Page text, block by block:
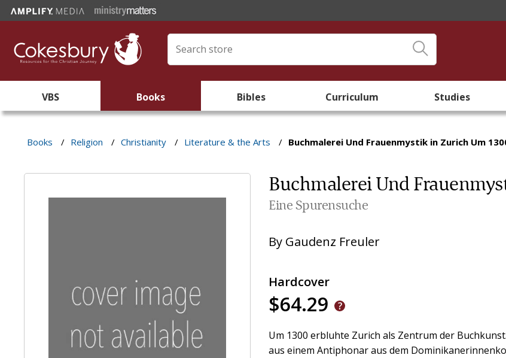
VBS Books Bibles Curriculum Studies
Books / Religion / Christianity / Literature & the Arts / Buchmalerei Und Frauenmystik in Zurich Um
Buchmalerei Und
Eine Spurensuche
By Gaudenz Freuler
Hardcover
$64.29
Um 1300 erbluhte Zurich als Zentrum der
aus einem Antiphonar aus dem